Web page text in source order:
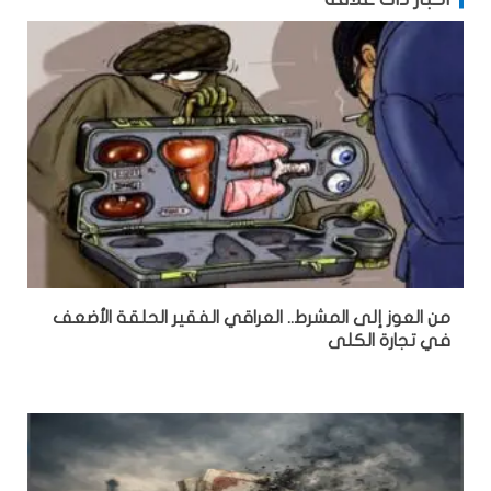
من العوز إلى المشرط.. العراقي الفقير الحلقة الأضعف
في تجارة الكلى